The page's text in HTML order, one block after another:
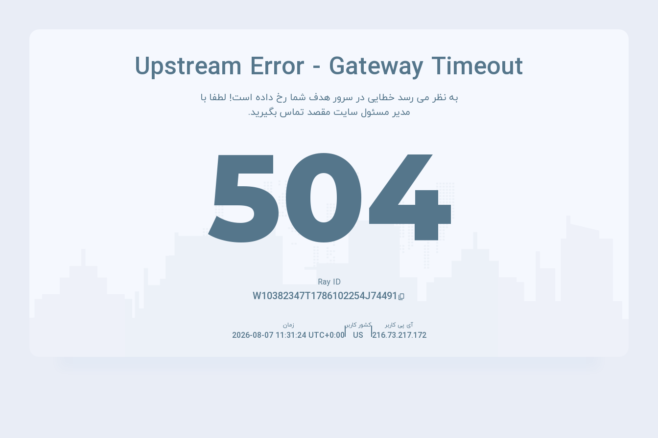
Upstream Error - Gateway Timeout
به نظر می رسد خطایی در سرور هدف شما رخ داده است! لطفا با
مدیر مسئول سایت مقصد تماس بگیرید.
504
Ray ID
W10382347T1786102254J74491
آی پی کاربر
216.73.217.172
کشور کاربر
US
زمان
2026-08-07 11:31:24 UTC+0:00